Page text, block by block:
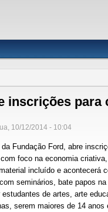
inscrições
10/12/2014 - 10:04
Fundação Ford, abre
foco na economia
incluído e acontecerá
seminários, bate papos
de artes, arte
serem maiores de 14